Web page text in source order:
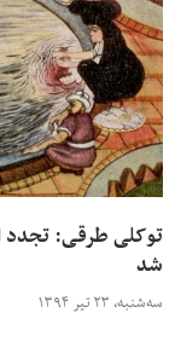
توکلی طرقی: تجدد
شد
سه‌شنبه، ۲۳ تیر ۱۳۹۴